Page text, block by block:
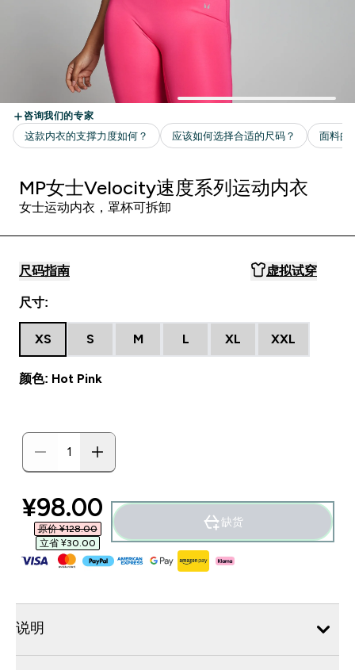
MP女士Velocity速度系列运动内衣
女士运动内衣，罩杯可拆卸
尺码指南 虚拟试穿
尺寸:
XS S M L XL XXL
颜色: Hot Pink
discounted price
¥98.00‎
原价 ¥128.00‎
立省 ¥30.00‎
缺货
说明